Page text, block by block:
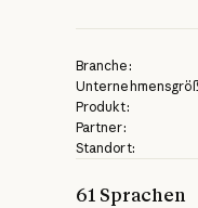
Branche:
Produkt:
Partner:
Standort:
61 Sprachen